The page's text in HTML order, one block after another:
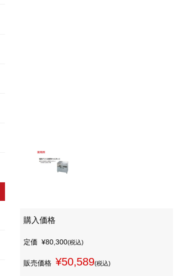
購入価格
定価 ¥80,300(税込)
販売価格 ¥50,589(税込)